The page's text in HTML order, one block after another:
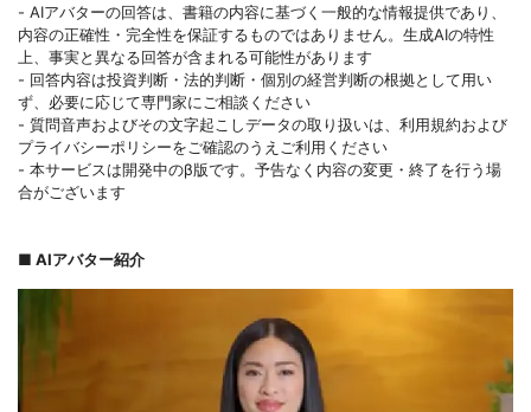
- AIアバターの回答は、書籍の内容に基づく一般的な情報提供であり、
内容の正確性・完全性を保証するものではありません。生成AIの特性
上、事実と異なる回答が含まれる可能性があります
- 回答内容は投資判断・法的判断・個別の経営判断の根拠として用い
ず、必要に応じて専門家にご相談ください
- 質問音声およびその文字起こしデータの取り扱いは、利用規約および
プライバシーポリシーをご確認のうえご利用ください
- 本サービスは開発中のβ版です。予告なく内容の変更・終了を行う場
合がございます
■ AIアバター紹介